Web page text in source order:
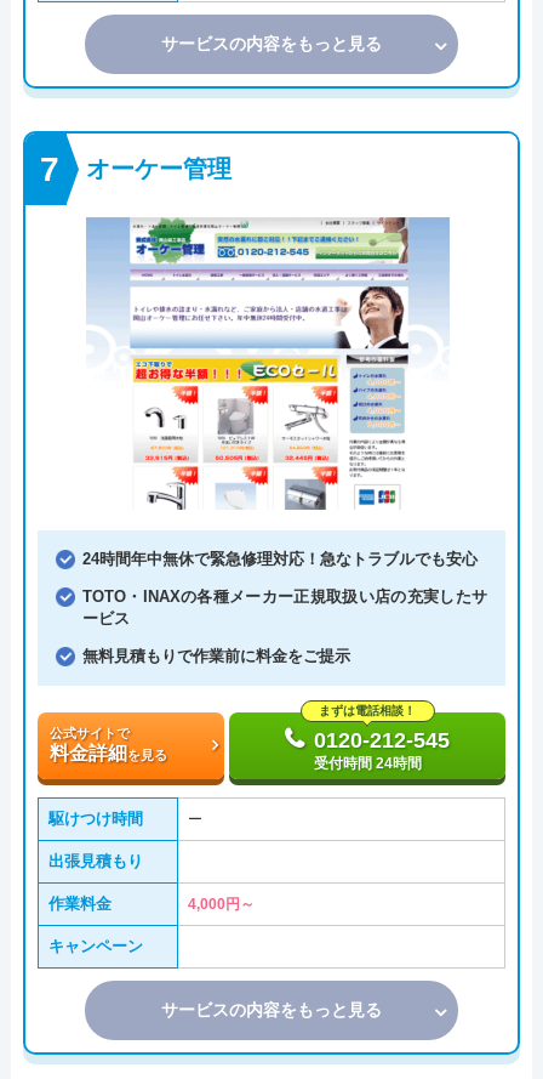
サービスの内容をもっと見る
オーケー管理
24時間年中無休で緊急修理対応！急なトラブルでも安心
TOTO・INAXの各種メーカー正規取扱い店の充実したサ
ービス
無料見積もりで作業前に料金をご提示
公式サイトで
料金詳細 を見る
まずは電話相談！
0120-212-545
受付時間 24時間
駆けつけ時間 ー
出張見積もり
作業料金 4,000円～
キャンペーン
サービスの内容をもっと見る